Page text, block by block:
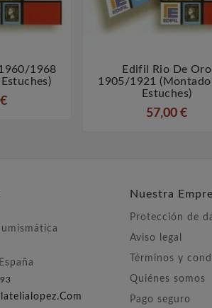
1968
 
Edifil Rio De Oro
1905/1921 (montado
Estuches)
57,00 €
Nuestra
Protección de
Aviso legal
Términos y
Quiénes somos
Pago seguro